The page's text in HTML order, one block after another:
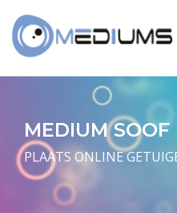
MEDIUM SOOF
PLAATS ONLINE